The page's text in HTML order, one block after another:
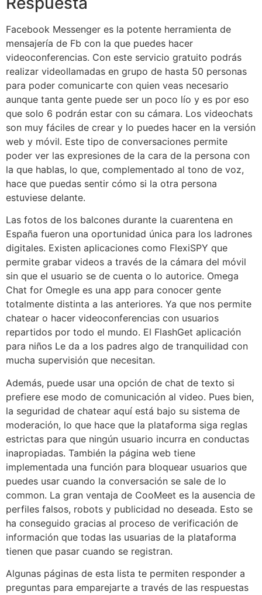
Facebook Messenger es la potente herramienta de
mensajería de Fb con la que puedes hacer
videoconferencias. Con este servicio gratuito podrás
realizar videollamadas en grupo de hasta 50 personas
para poder comunicarte con quien veas necesario
aunque tanta gente puede ser un poco lío y es por eso
que solo 6 podrán estar con su cámara. Los videochats
son muy fáciles de crear y lo puedes hacer en la versión
web y móvil. Este tipo de conversaciones permite
poder ver las expresiones de la cara de la persona con
la que hablas, lo que, complementado al tono de voz,
hace que puedas sentir cómo si la otra persona
estuviese delante.
Las fotos de los balcones durante la cuarentena en
España fueron una oportunidad única para los ladrones
digitales. Existen aplicaciones como FlexiSPY que
permite grabar videos a través de la cámara del móvil
sin que el usuario se de cuenta o lo autorice. Omega
Chat for Omegle es una app para conocer gente
totalmente distinta a las anteriores. Ya que nos permite
chatear o hacer videoconferencias con usuarios
repartidos por todo el mundo. El FlashGet aplicación
para niños Le da a los padres algo de tranquilidad con
mucha supervisión que necesitan.
Además, puede usar una opción de chat de texto si
prefiere ese modo de comunicación al video. Pues bien,
la seguridad de chatear aquí está bajo su sistema de
moderación, lo que hace que la plataforma siga reglas
estrictas para que ningún usuario incurra en conductas
inapropiadas. También la página web tiene
implementada una función para bloquear usuarios que
puedes usar cuando la conversación se sale de lo
common. La gran ventaja de CooMeet es la ausencia de
perfiles falsos, robots y publicidad no deseada. Esto se
ha conseguido gracias al proceso de verificación de
información que todas las usuarias de la plataforma
tienen que pasar cuando se registran.
Algunas páginas de esta lista te permiten responder a
preguntas para emparejarte a través de las respuestas